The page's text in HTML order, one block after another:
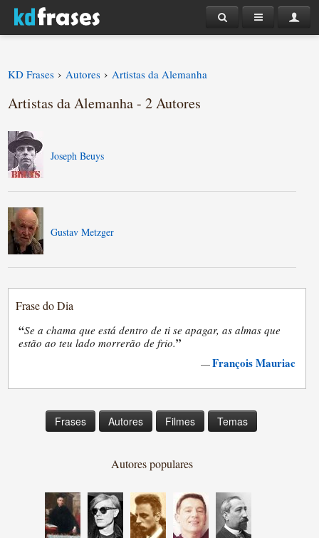
KD Frases › Autores › Artistas da Alemanha
Artistas da Alemanha - 2 Autores
Joseph Beuys
Gustav Metzger
Frase do Dia
“Se a chama que está dentro de ti se apagar, as almas que
estão ao teu lado morrerão de frio.”
—François Mauriac
Frases Autores Filmes Temas
Autores populares